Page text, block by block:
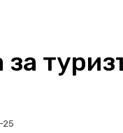
за
25